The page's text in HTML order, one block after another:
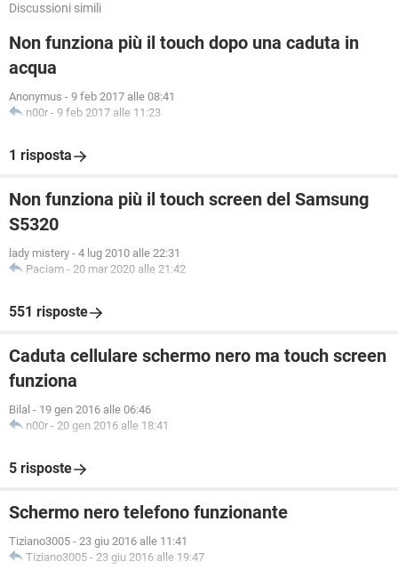
Discussioni simili
Non funziona più il touch dopo una caduta in
acqua
Anonymus - 9 feb 2017 alle 08:41
n00r - 9 feb 2017 alle 11:23
1 risposta
Non funziona più il touch screen del Samsung
S5320
lady mistery - 4 lug 2010 alle 22:31
Paciam - 20 mar 2020 alle 21:42
551 risposte
Caduta cellulare schermo nero ma touch screen
funziona
Bilal - 19 gen 2016 alle 06:46
n00r - 20 gen 2016 alle 18:41
5 risposte
Schermo nero telefono funzionante
Tiziano3005 - 23 giu 2016 alle 11:41
Tiziano3005 - 23 giu 2016 alle 19:47